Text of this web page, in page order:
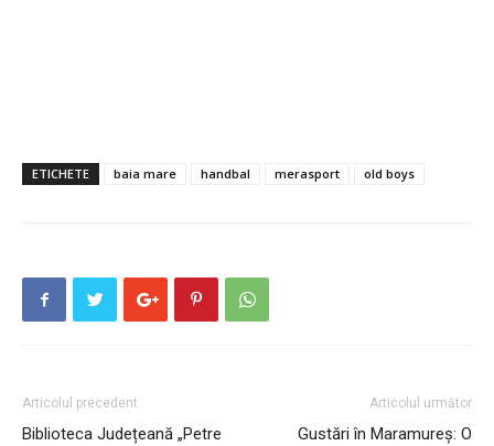
ETICHETE baia mare handbal merasport old boys
Articolul precedent
Biblioteca Județeană „Petre
Articolul următor
Gustări în Maramureș: O